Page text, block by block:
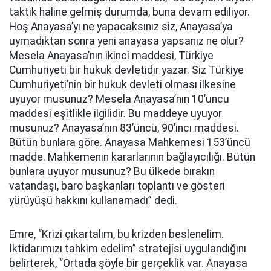
taktik haline gelmiş durumda, buna devam ediliyor.
Hoş Anayasa’yı ne yapacaksınız siz, Anayasa’ya
uymadıktan sonra yeni anayasa yapsanız ne olur?
Mesela Anayasa’nın ikinci maddesi, Türkiye
Cumhuriyeti bir hukuk devletidir yazar. Siz Türkiye
Cumhuriyeti’nin bir hukuk devleti olması ilkesine
uyuyor musunuz? Mesela Anayasa’nın 10’uncu
maddesi eşitlikle ilgilidir. Bu maddeye uyuyor
musunuz? Anayasa’nın 83’üncü, 90’ıncı maddesi.
Bütün bunlara göre. Anayasa Mahkemesi 153’üncü
madde. Mahkemenin kararlarının bağlayıcılığı. Bütün
bunlara uyuyor musunuz? Bu ülkede bırakın
vatandaşı, baro başkanları toplantı ve gösteri
yürüyüşü hakkını kullanamadı” dedi.
Emre, “Krizi çıkartalım, bu krizden beslenelim.
İktidarımızı tahkim edelim” stratejisi uygulandığını
belirterek, “Ortada şöyle bir gerçeklik var. Anayasa